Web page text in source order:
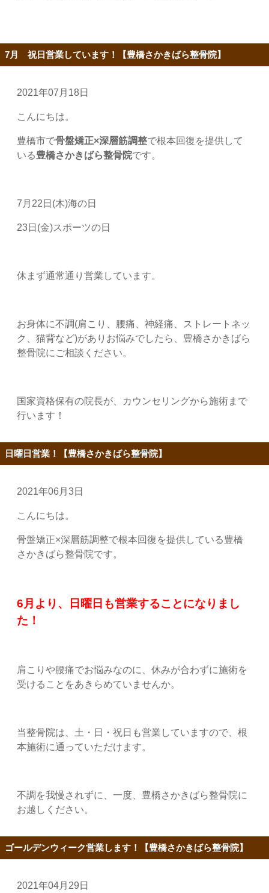
7月 祝日営業しています！【豊橋さかきばら整骨院】
2021年07月18日
こんにちは。
豊橋市で骨盤矯正×深層筋調整で根本回復を提供して
いる豊橋さかきばら整骨院です。
7月22日(木)海の日
23日(金)スポーツの日
休まず通常通り営業しています。
お身体に不調(肩こり、腰痛、神経痛、ストレートネッ
ク、猫背など)がありお悩みでしたら、豊橋さかきばら
整骨院にご相談ください。
国家資格保有の院長が、カウンセリングから施術まで
行います！
日曜日営業！【豊橋さかきばら整骨院】
2021年06月3日
こんにちは。
骨盤矯正×深層筋調整で根本回復を提供している豊橋
さかきばら整骨院です。
6月より、日曜日も営業することになりまし
た！
肩こりや腰痛でお悩みなのに、休みが合わずに施術を
受けることをあきらめていませんか。
当整骨院は、土・日・祝日も営業していますので、根
本施術に通っていただけます。
不調を我慢されずに、一度、豊橋さかきばら整骨院に
お越しください。
ゴールデンウィーク営業します！【豊橋さかきばら整骨院】
2021年04月29日